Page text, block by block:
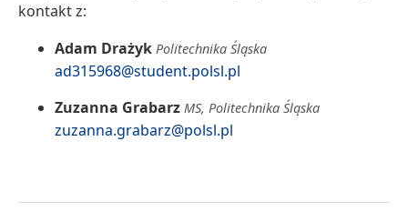
kontakt z:
Adam Drażyk Politechnika Śląska
ad315968@student.polsl.pl
Zuzanna Grabarz MS, Politechnika Śląska
zuzanna.grabarz@polsl.pl